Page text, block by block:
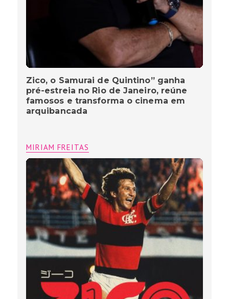
Zico, o Samurai de Quintino” ganha
pré-estreia no Rio de Janeiro, reúne
famosos e transforma o cinema em
arquibancada
MIRIAM FREITAS